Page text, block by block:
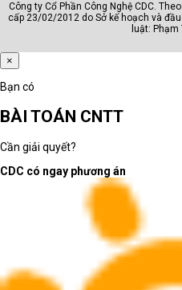
Công ty Cổ Phần Công Nghệ CDC.
cấp 23/02/2012 do Sở kế hoạch và
luật: Phạm
×
Bạn có
BÀI TOÁN CNTT
Cần giải quyết?
CDC có ngay phương án